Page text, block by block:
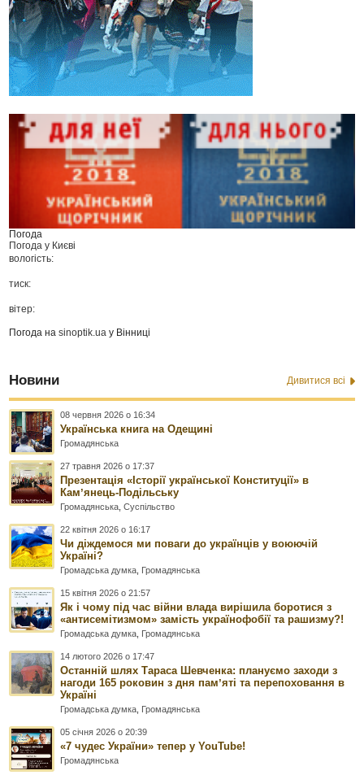
Погода
Погода у Києві
вологість:
тиск:
вітер:
Погода наsinoptik.ua у Вінниці
Новини Дивитися всі
08 червня 2026 о 16:34
Українська книга на Одещині
Громадянська
27 травня 2026 о 17:37
Презентація «Історії української Конституції» в
Камʼянець-Подільську
Громадянська ,Суспільство
22 квітня 2026 о 16:17
Чи діждемося ми поваги до українців у воюючій
Україні?
Громадська думка Громадянська
15 квітня 2026 о 21:57
Як і чому під час війни влада вирішила боротися з
«антисемітизмом» замість українофобії та рашизму?!
Громадська думка Громадянська
14 лютого 2026 о 17:47
Останній шлях Тараса Шевченка: плануємо заходи з
нагоди 165 роковин з дня памʼяті та перепоховання в
Україні
Громадська думка Громадянська
05 січня 2026 о 20:39
«7 чудес України» тепер у YouTube!
Громадянська